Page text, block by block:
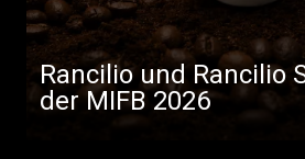
Rancilio und Rancilio
der MIFB 2026